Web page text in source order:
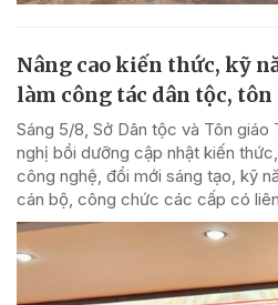
Nâng cao kiến thức, kỹ
làm công tác dân tộc, tôn
Sáng 5/8, Sở Dân tộc và Tôn giáo
nghị bồi dưỡng cập nhật kiến
công nghệ, đổi mới sáng tạo, kỹ
cán bộ, công chức các cấp có